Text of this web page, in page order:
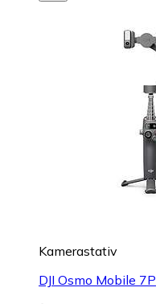
Kamerastativ
DJI Osmo Mobile 7P